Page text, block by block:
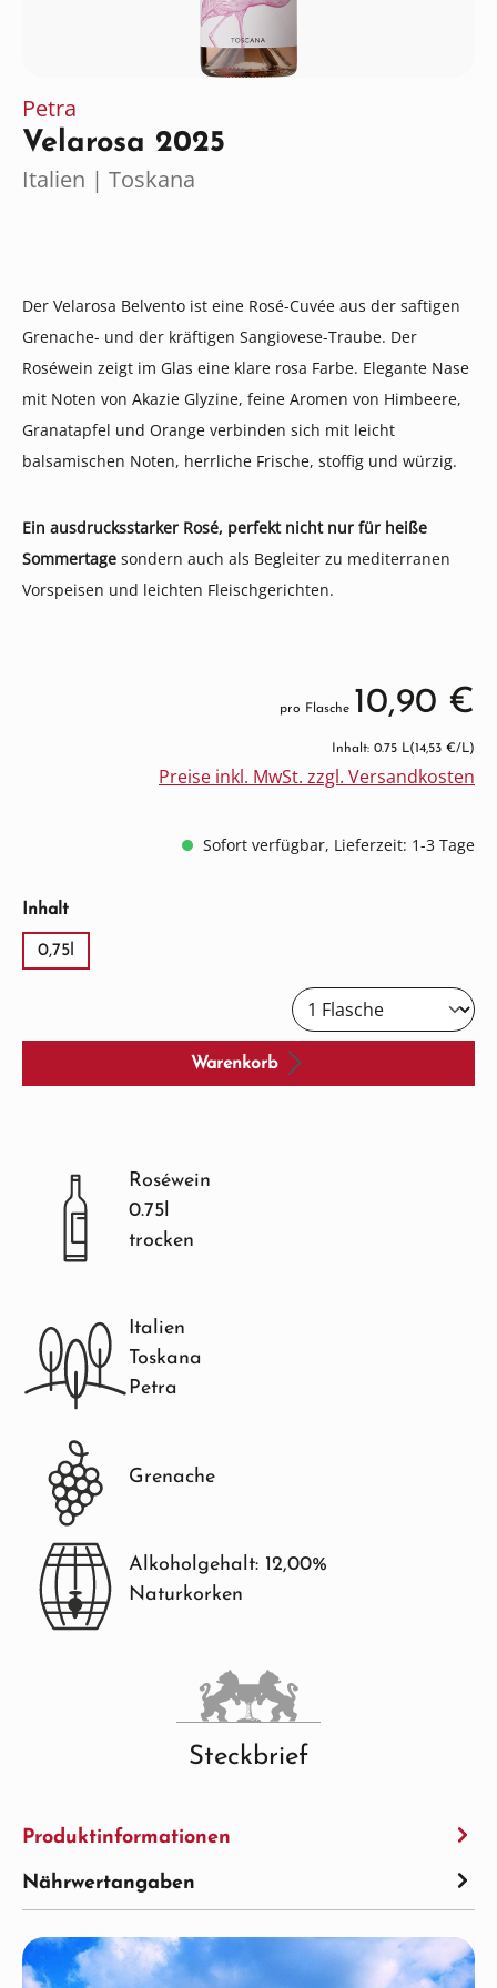
Petra
Velarosa 2025
Italien | Toskana
Der Velarosa Belvento ist eine Rosé-Cuvée aus der saftigen
Grenache- und der kräftigen Sangiovese-Traube. Der
Roséwein zeigt im Glas eine klare rosa Farbe. Elegante Nase
mit Noten von Akazie Glyzine, feine Aromen von Himbeere,
Granatapfel und Orange verbinden sich mit leicht
balsamischen Noten, herrliche Frische, stoffig und würzig.
Ein ausdrucksstarker Rosé, perfekt nicht nur für heiße
Sommertage sondern auch als Begleiter zu mediterranen
Vorspeisen und leichten Fleischgerichten.
pro Flasche 10,90 €
Inhalt: 0.75 L(14,53 €/L)
Preise inkl. MwSt. zzgl. Versandkosten
Sofort verfügbar, Lieferzeit: 1-3 Tage
Inhaltauswählen
0,75l
Warenkorb
Roséwein
0.75l
trocken
Italien
Toskana
Petra
Grenache
Alkoholgehalt: 12,00%
Naturkorken
Steckbrief
Produktinformationen
Nährwertangaben